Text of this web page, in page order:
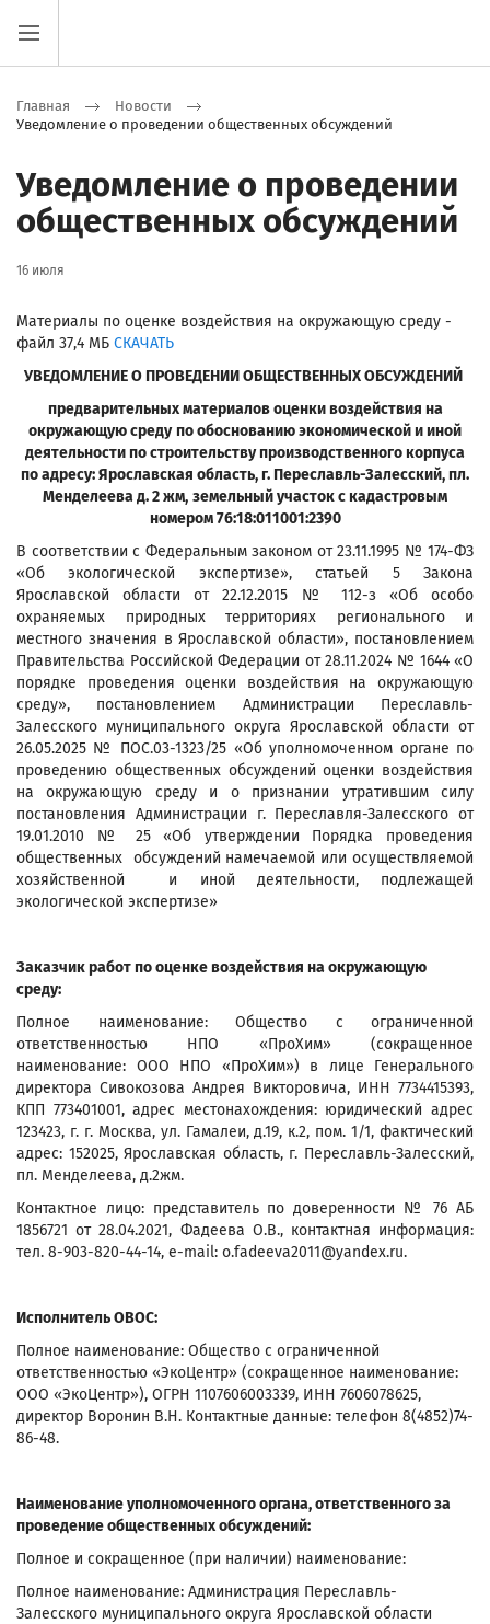
Главная
Новости
Уведомление о проведении общественных обсуждений
Уведомление о проведении
общественных обсуждений
16 июля
Материалы по оценке воздействия на окружающую среду -
файл 37,4 МБ СКАЧАТЬ
УВЕДОМЛЕНИЕ О ПРОВЕДЕНИИ ОБЩЕСТВЕННЫХ ОБСУЖДЕНИЙ
предварительных материалов оценки воздействия на
окружающую среду по обоснованию экономической и иной
деятельности по строительству производственного корпуса
по адресу: Ярославская область, г. Переславль-Залесский, пл.
Менделеева д. 2 жм, земельный участок с кадастровым
номером 76:18:011001:2390
В соответствии с Федеральным законом от 23.11.1995 № 174-ФЗ
«Об экологической экспертизе», статьей 5 Закона
Ярославской области от 22.12.2015 № 112-з «Об особо
охраняемых природных территориях регионального и
местного значения в Ярославской области», постановлением
Правительства Российской Федерации от 28.11.2024 № 1644 «О
порядке проведения оценки воздействия на окружающую
среду», постановлением Администрации Переславль-
Залесского муниципального округа Ярославской области от
26.05.2025 № ПОС.03-1323/25 «Об уполномоченном органе по
проведению общественных обсуждений оценки воздействия
на окружающую среду и о признании утратившим силу
постановления Администрации г. Переславля-Залесского от
19.01.2010 № 25 «Об утверждении Порядка проведения
общественных обсуждений намечаемой или осуществляемой
хозяйственной и иной деятельности, подлежащей
экологической экспертизе»
Заказчик работ по оценке воздействия на окружающую
среду:
Полное наименование: Общество с ограниченной
ответственностью НПО «ПроХим» (сокращенное
наименование: ООО НПО «ПроХим») в лице Генерального
директора Сивокозова Андрея Викторовича, ИНН 7734415393,
КПП 773401001, адрес местонахождения: юридический адрес
123423, г. г. Москва, ул. Гамалеи, д.19, к.2, пом. 1/1, фактический
адрес: 152025, Ярославская область, г. Переславль-Залесский,
пл. Менделеева, д.2жм.
Контактное лицо: представитель по доверенности № 76 АБ
1856721 от 28.04.2021, Фадеева О.В., контактная информация:
тел. 8-903-820-44-14, e-mail: o.fadeeva2011@yandex.ru.
Исполнитель ОВОС:
Полное наименование: Общество с ограниченной
ответственностью «ЭкоЦентр» (сокращенное наименование:
ООО «ЭкоЦентр»), ОГРН 1107606003339, ИНН 7606078625,
директор Воронин В.Н. Контактные данные: телефон 8(4852)74-
86-48.
Наименование уполномоченного органа, ответственного за
проведение общественных обсуждений:
Полное и сокращенное (при наличии) наименование:
Полное наименование: Администрация Переславль-
Залесского муниципального округа Ярославской области